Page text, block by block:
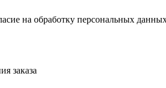
на обработку персональных
заказа